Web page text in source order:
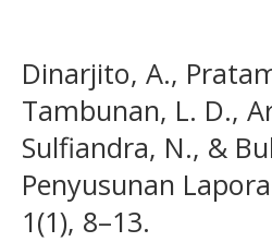
Dinarjito, A.,
Tambunan, L. D.,
Sulfiandra, N., &
Penyusunan
1(1), 8–13.